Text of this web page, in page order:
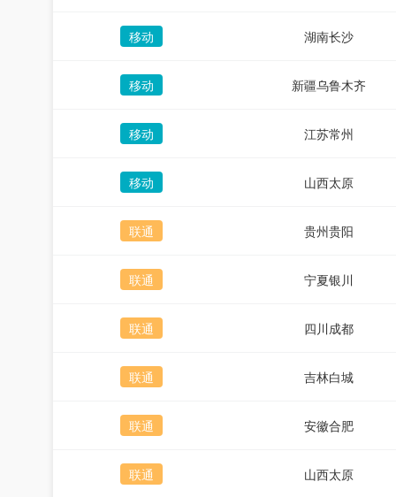
移动 湖南长沙
移动 新疆乌鲁木齐
移动 江苏常州
移动 山西太原
联通 贵州贵阳
联通 宁夏银川
联通 四川成都
联通 吉林白城
联通 安徽合肥
联通 山西太原